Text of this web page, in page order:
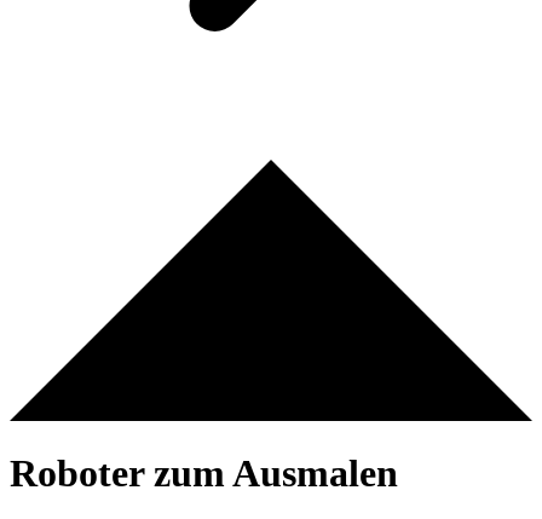
Roboter zum Ausmalen